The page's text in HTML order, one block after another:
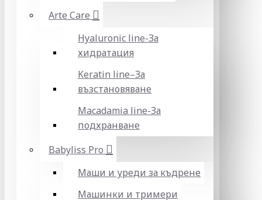
Arte Care
Hyaluronic line-За
хидратация
Keratin line–За
възстановяване
Macadamia line-За
подхранване
Babyliss Pro
Маши и уреди за къдрене
Машинки и тримери